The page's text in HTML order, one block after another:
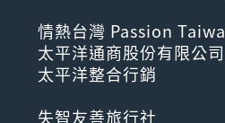
情熱台灣 Passion
太平洋通商股份有限公司
太平洋整合行銷
失智友善旅行社